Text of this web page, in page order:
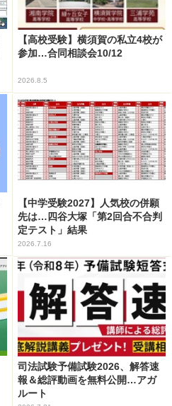
【高校受験】横須賀の私立4校が
参加…合同相談会10/12
2026.8.5
【中学受験2027】人気校の併願
先は…四谷大塚「第2回合不合判
定テスト」結果
2026.7.16
司法試験予備試験2026、解答速
報＆総評動画を無料公開…アガ
ルート